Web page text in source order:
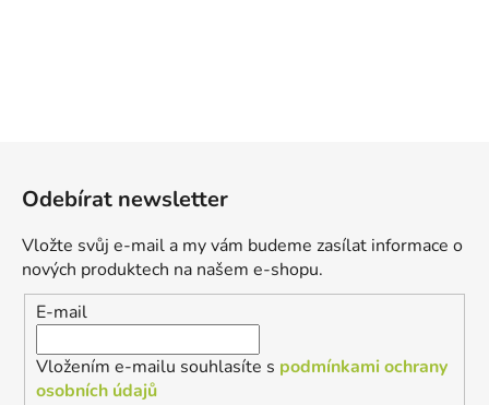
Odebírat newsletter
Vložte svůj e-mail a my vám budeme zasílat informace o
nových produktech na našem e-shopu.
E-mail
Vložením e-mailu souhlasíte s podmínkami ochrany
osobních údajů